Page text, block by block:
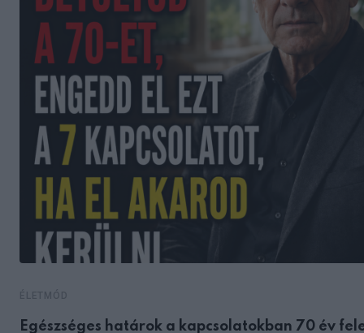
Egészséges határok a kapcsolatokban 70 év